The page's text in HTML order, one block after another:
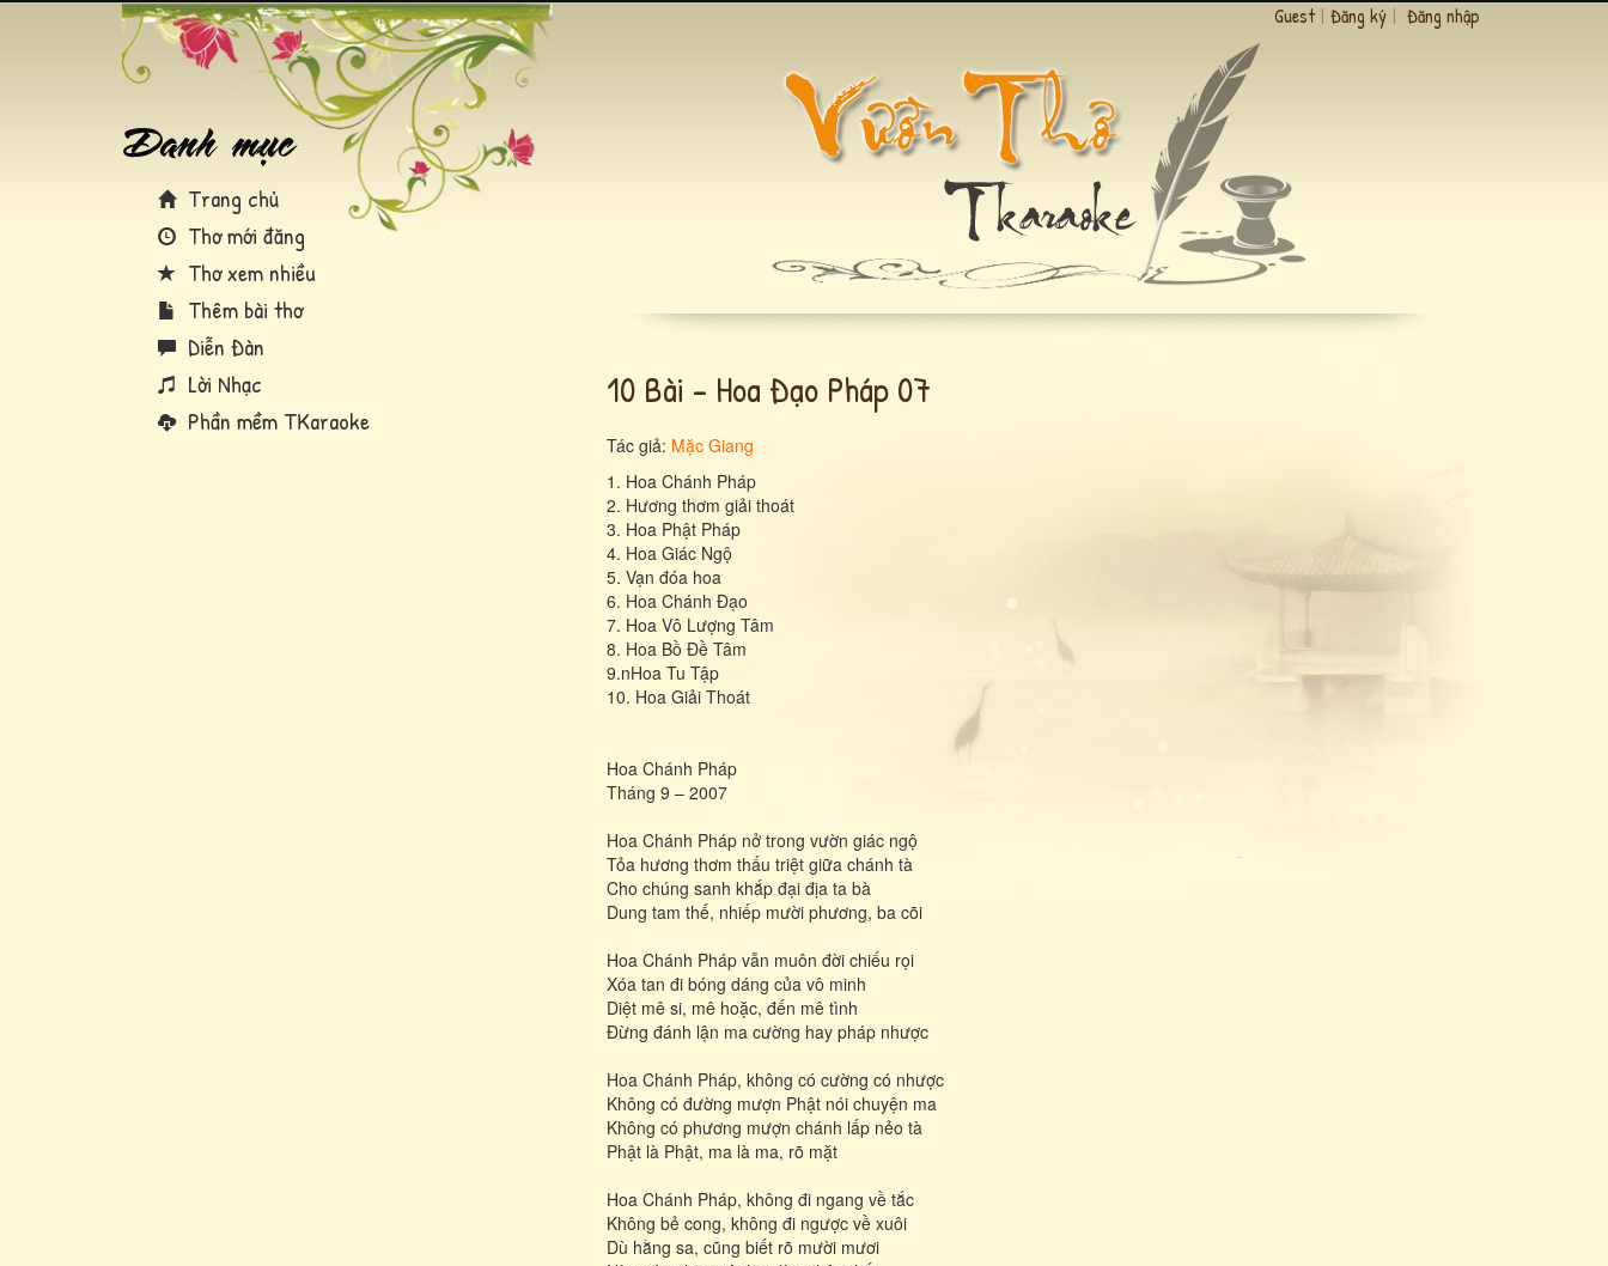
Trang chủ
Thơ mới đăng
Thơ xem nhiều
Thêm bài thơ
Diễn Đàn
Lời Nhạc
Phần mềm TKaraoke
Guest | Đăng ký | Đăng nhập
10 Bài – Hoa Đạo Pháp 07
Tác giả: Mặc Giang
1. Hoa Chánh Pháp
2. Hương thơm giải thoát
3. Hoa Phật Pháp
4. Hoa Giác Ngộ
5. Vạn đóa hoa
6. Hoa Chánh Đạo
7. Hoa Vô Lượng Tâm
8. Hoa Bồ Đề Tâm
9.nHoa Tu Tập
10. Hoa Giải Thoát
Hoa Chánh Pháp
Tháng 9 – 2007
Hoa Chánh Pháp nở trong vườn giác ngộ
Tỏa hương thơm thấu triệt giữa chánh tà
Cho chúng sanh khắp đại địa ta bà
Dung tam thế, nhiếp mười phương, ba cõi
Hoa Chánh Pháp vẫn muôn đời chiếu rọi
Xóa tan đi bóng dáng của vô minh
Diệt mê si, mê hoặc, đến mê tình
Ðừng đánh lận ma cường hay pháp nhược
Hoa Chánh Pháp, không có cường có nhược
Không có đường mượn Phật nói chuyện ma
Không có phương mượn chánh lấp nẻo tà
Phật là Phật, ma là ma, rõ mặt
Hoa Chánh Pháp, không đi ngang về tắc
Không bẻ cong, không đi ngược về xuôi
Dù hằng sa, cũng biết rõ mười mươi